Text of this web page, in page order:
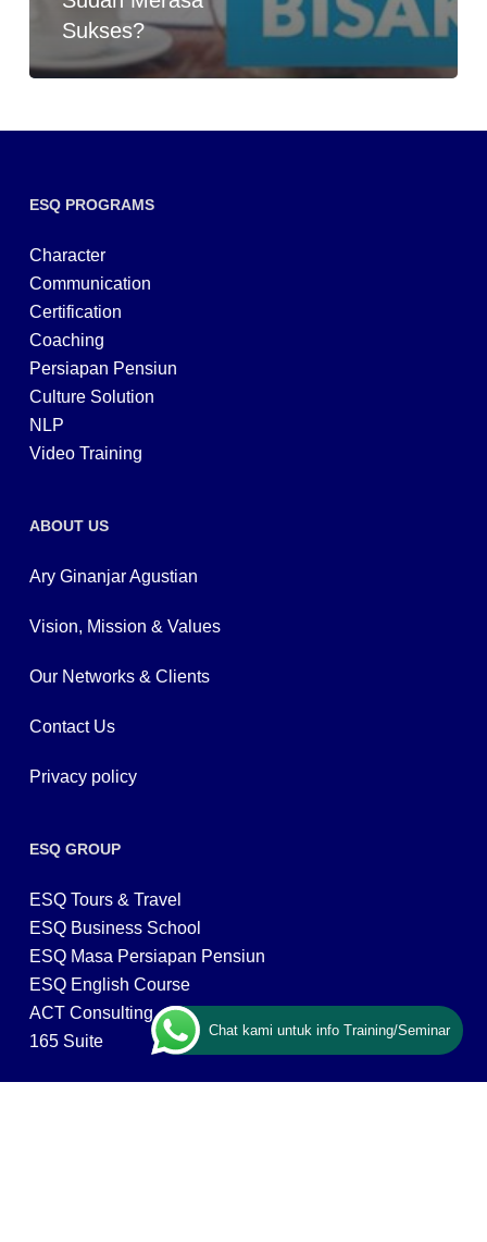
Sukses?
ESQ PROGRAMS
Character
Communication
Certification
Coaching
Persiapan Pensiun
Culture Solution
NLP
Video Training
ABOUT US
Ary Ginanjar Agustian
Vision, Mission & Values
Our Networks & Clients
Contact Us
Privacy policy
ESQ GROUP
ESQ Tours & Travel
ESQ Business School
ESQ Masa Persiapan Pensiun
ESQ English Course
ACT Consulting
165 Suite
Chat kami untuk info Training/Seminar